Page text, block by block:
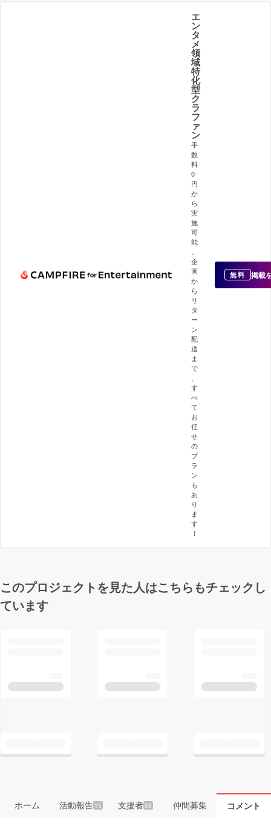
エ
ン
タ
メ
領
域
特
化
型
ク
ラ
フ
ァ
ン
手
数
料
0
円
か
ら
実
施
可
能
企
画
か
ら
リ
タ
ー
ン
配
送
ま
で
す
べ
て
お
任
せ
の
プ
ラ
ン
も
あ
り
ま
す
！
無料 掲載
このプロジェクトを見た人はこちらもチェックし
ています
ホーム 活動報告15 支援者59 仲間募集 コメント